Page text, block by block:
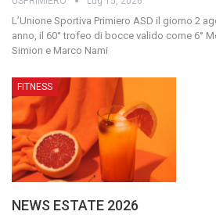
L’Unione Sportiva Primiero ASD il giorno 2
anno, il 60° trofeo di bocce valido come 6°
Simion e Marco Nami
FITNESS
NEWS ESTATE 2026